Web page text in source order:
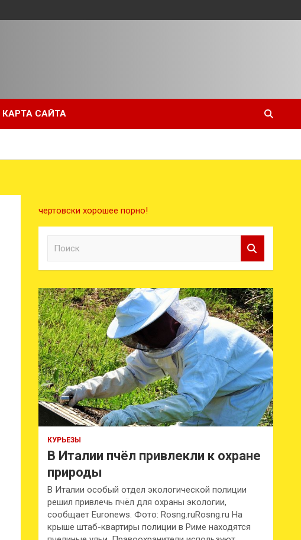
КАРТА САЙТА
чертовски хорошее порно!
к
КУРЬЕЗЫ
В Италии пчёл привлекли к охране
природы
В Италии особый отдел экологической полиции
решил привлечь пчёл для охраны экологии,
сообщает Euronews. Фото: Rosng.ruRosng.ru На
крыше штаб-квартиры полиции в Риме находятся